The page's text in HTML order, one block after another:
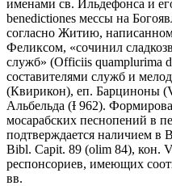
именами св. Ильдефонса и
benedictiones мессы на
согласно Житию,
Феликсом, «сочинил
служб» (Officiis quamplurima
составителями служб и
(Квирикон), еп. Барциноны
Альбельда (Ɨ 962).
мосарабских песнопений в
подтверждается наличием в
Bibl. Capit. 89 (olim 84), кон.
респонсориев, имеющих
вв.